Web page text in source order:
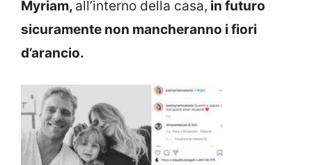
Myriam, all’interno della casa, in futuro
sicuramente non mancheranno i fiori
d’arancio.